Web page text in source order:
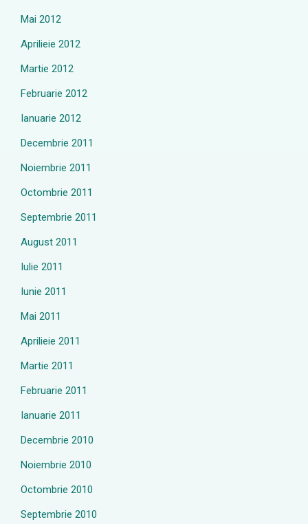
Mai 2012
Aprilieie 2012
Martie 2012
Februarie 2012
Ianuarie 2012
Decembrie 2011
Noiembrie 2011
Octombrie 2011
Septembrie 2011
August 2011
Iulie 2011
Iunie 2011
Mai 2011
Aprilieie 2011
Martie 2011
Februarie 2011
Ianuarie 2011
Decembrie 2010
Noiembrie 2010
Octombrie 2010
Septembrie 2010